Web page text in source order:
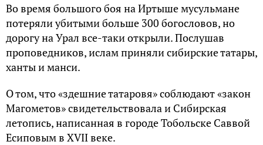
Во время большого боя на Иртыше мусульмане
потеряли убитыми больше 300 богословов, но
дорогу на Урал все-таки открыли. Послушав
проповедников, ислам приняли сибирские татары,
ханты и манси.
О том, что «здешние татаровя» соблюдают «закон
Магометов» свидетельствовала и Сибирская
летопись, написанная в городе Тобольске Саввой
Есиповым в XVII веке.